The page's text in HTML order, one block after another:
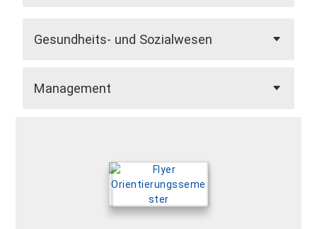
Gesundheits- und Sozialwesen
Management